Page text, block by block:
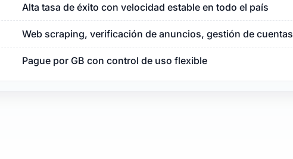
Alta tasa de éxito con velocidad estable en todo el país
Web scraping, verificación de anuncios, gestión de cuentas
Pague por GB con control de uso flexible